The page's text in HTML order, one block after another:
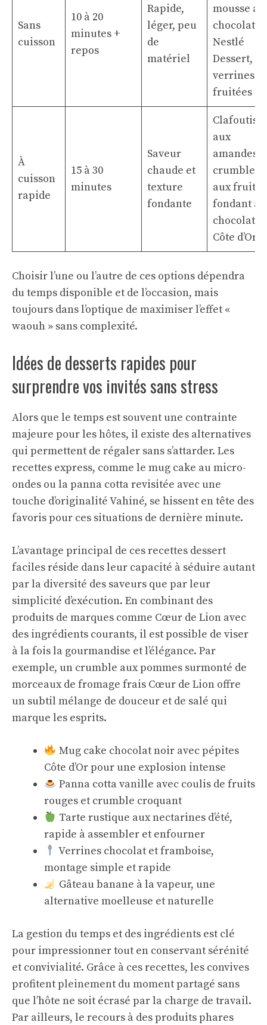
Sans
cuisson
10 à 20
minutes +
repos
Rapide,
léger, peu
de
matériel
mousse au
chocolat
Nestlé
Dessert,
verrines
fruitées
À
cuisson
rapide
15 à 30
minutes
Saveur
chaude et
texture
fondante
Clafoutis
aux
amandes,
crumble
aux fruits,
fondant au
chocolat
Côte d’Or
Choisir l’une ou l’autre de ces options dépendra
du temps disponible et de l’occasion, mais
toujours dans l’optique de maximiser l’effet «
waouh » sans complexité.
Idées de desserts rapides pour
surprendre vos invités sans stress
Alors que le temps est souvent une contrainte
majeure pour les hôtes, il existe des alternatives
qui permettent de régaler sans s’attarder. Les
recettes express, comme le mug cake au micro-
ondes ou la panna cotta revisitée avec une
touche d’originalité Vahiné, se hissent en tête des
favoris pour ces situations de dernière minute.
L’avantage principal de ces recettes dessert
faciles réside dans leur capacité à séduire autant
par la diversité des saveurs que par leur
simplicité d’exécution. En combinant des
produits de marques comme Cœur de Lion avec
des ingrédients courants, il est possible de viser
à la fois la gourmandise et l’élégance. Par
exemple, un crumble aux pommes surmonté de
morceaux de fromage frais Cœur de Lion offre
un subtil mélange de douceur et de salé qui
marque les esprits.
Mug cake chocolat noir avec pépites
Côte d’Or pour une explosion intense
Panna cotta vanille avec coulis de fruits
rouges et crumble croquant
Tarte rustique aux nectarines d’été,
rapide à assembler et enfourner
Verrines chocolat et framboise,
montage simple et rapide
Gâteau banane à la vapeur, une
alternative moelleuse et naturelle
La gestion du temps et des ingrédients est clé
pour impressionner tout en conservant sérénité
et convivialité. Grâce à ces recettes, les convives
profitent pleinement du moment partagé sans
que l’hôte ne soit écrasé par la charge de travail.
Par ailleurs, le recours à des produits phares